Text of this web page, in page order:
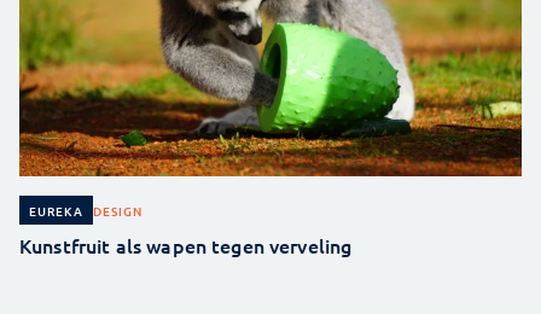
EUREKA DESIGN
Kunstfruit als wapen tegen verveling